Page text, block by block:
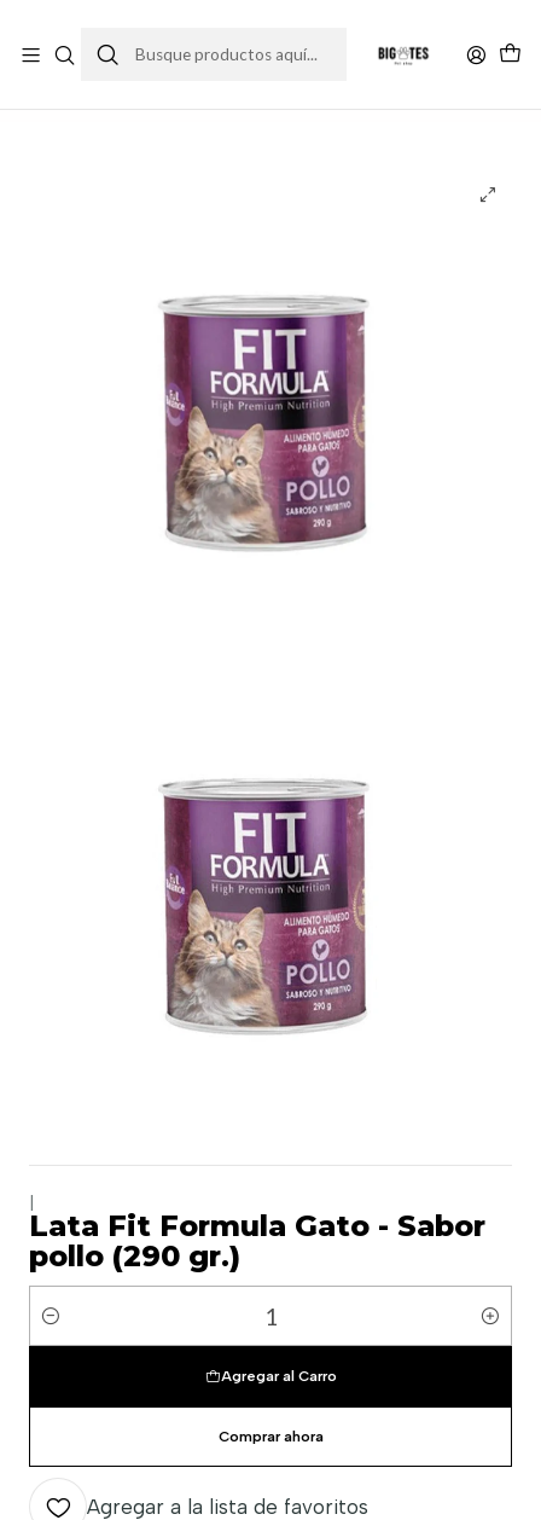
Lata Fit Formula Gato - Sabor
pollo (290 gr.)
Cantidad
Agregar al Carro
Comprar ahora
Agregar a la lista de favoritos